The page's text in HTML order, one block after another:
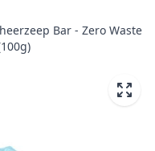
Bar - Zero Waste